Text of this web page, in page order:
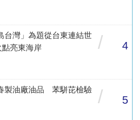
台灣」為題從台東連結世
亮東海岸
/ 4
製油廠油品 苯駢芘檢驗
/ 5